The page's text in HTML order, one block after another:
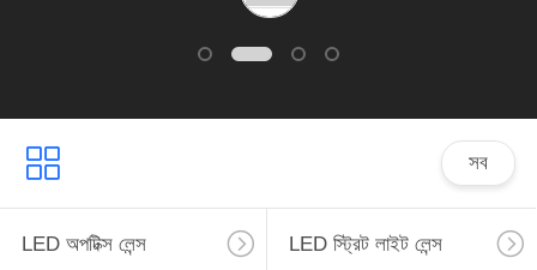
সব
LED অপটিক্স লেন্স LED স্ট্রিট লাইট লেন্স